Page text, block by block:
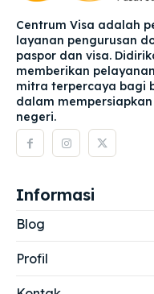
Centrum Visa adalah
layanan pengurusan
paspor dan visa.
memberikan
mitra terpercaya bagi
dalam
negeri.
Informasi
Blog
Profil